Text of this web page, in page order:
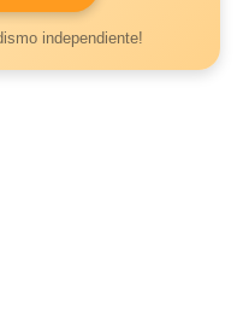
independiente!